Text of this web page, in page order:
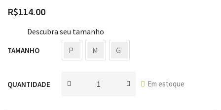
R$114.00
Descubra seu tamanho
TAMANHO P M G
QUANTIDADE Em estoque